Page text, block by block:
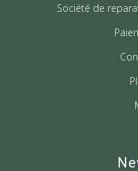
Société de